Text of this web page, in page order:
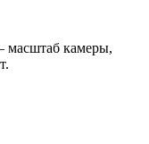
масштаб камеры,